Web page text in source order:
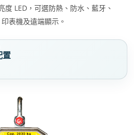
度 LED，可選防熱、防水、藍牙、
表機及遠端顯示。
置